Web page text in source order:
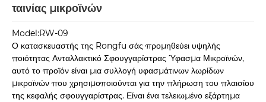
ταινίας μικροϊνών
Model:RW-09
Ο κατασκευαστής της Rongfu σάς προμηθεύει υψηλής
ποιότητας Ανταλλακτικό Σφουγγαρίστρας Ύφασμα Μικροϊνών,
αυτό το προϊόν είναι μια συλλογή υφασμάτινων λωρίδων
μικροϊνών που χρησιμοποιούνται για την πλήρωση του πλαισίου
της κεφαλής σφουγγαρίστρας. Είναι ένα τελειωμένο εξάρτημα